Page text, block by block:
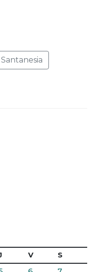
V S